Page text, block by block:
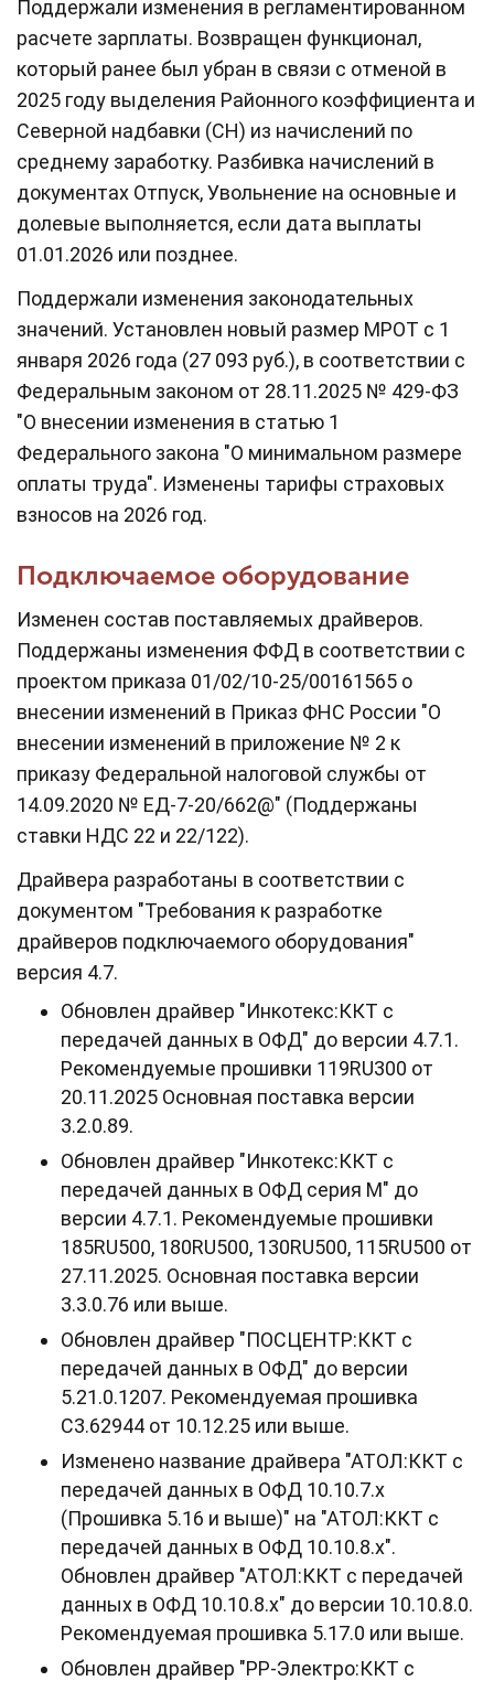
Поддержали изменения в регламентированном
расчете зарплаты. Возвращен функционал,
который ранее был убран в связи с отменой в
2025 году выделения Районного коэффициента и
Северной надбавки (СН) из начислений по
среднему заработку. Разбивка начислений в
документах Отпуск, Увольнение на основные и
долевые выполняется, если дата выплаты
01.01.2026 или позднее.
Поддержали изменения законодательных
значений. Установлен новый размер МРОТ с 1
января 2026 года (27 093 руб.), в соответствии с
Федеральным законом от 28.11.2025 № 429-ФЗ
"О внесении изменения в статью 1
Федерального закона "О минимальном размере
оплаты труда". Изменены тарифы страховых
взносов на 2026 год.
Подключаемое оборудование
Изменен состав поставляемых драйверов.
Поддержаны изменения ФФД в соответствии с
проектом приказа 01/02/10-25/00161565 о
внесении изменений в Приказ ФНС России "О
внесении изменений в приложение № 2 к
приказу Федеральной налоговой службы от
14.09.2020 № ЕД-7-20/662@" (Поддержаны
ставки НДС 22 и 22/122).
Драйвера разработаны в соответствии с
документом "Требования к разработке
драйверов подключаемого оборудования"
версия 4.7.
Обновлен драйвер "Инкотекс:ККТ с
передачей данных в ОФД" до версии 4.7.1.
Рекомендуемые прошивки 119RU300 от
20.11.2025 Основная поставка версии
3.2.0.89.
Обновлен драйвер "Инкотекс:ККТ с
передачей данных в ОФД серия М" до
версии 4.7.1. Рекомендуемые прошивки
185RU500, 180RU500, 130RU500, 115RU500 от
27.11.2025. Основная поставка версии
3.3.0.76 или выше.
Обновлен драйвер "ПОСЦЕНТР:ККТ с
передачей данных в ОФД" до версии
5.21.0.1207. Рекомендуемая прошивка
С3.62944 от 10.12.25 или выше.
Изменено название драйвера "АТОЛ:ККТ с
передачей данных в ОФД 10.10.7.х
(Прошивка 5.16 и выше)" на "АТОЛ:ККТ с
передачей данных в ОФД 10.10.8.х".
Обновлен драйвер "АТОЛ:ККТ с передачей
данных в ОФД 10.10.8.х" до версии 10.10.8.0.
Рекомендуемая прошивка 5.17.0 или выше.
Обновлен драйвер "РР-Электро:ККТ с